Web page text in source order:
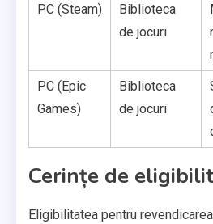
PC (Steam)
Biblioteca
de jocuri
PC (Epic
Games)
Biblioteca
de jocuri
Cerințe de
Eligibilitatea pentru